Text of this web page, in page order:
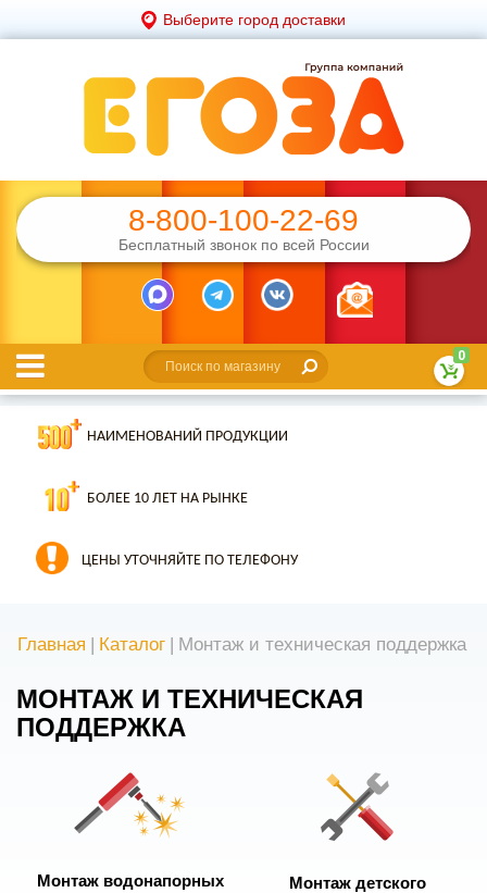
Выберите город доставки
8-800-100-22-69
Бесплатный звонок по всей России
0
НАИМЕНОВАНИЙ ПРОДУКЦИИ
БОЛЕЕ 10 ЛЕТ НА РЫНКЕ
ЦЕНЫ УТОЧНЯЙТЕ ПО ТЕЛЕФОНУ
Главная | Каталог | Монтаж и техническая поддержка
МОНТАЖ И ТЕХНИЧЕСКАЯ
ПОДДЕРЖКА
Монтаж водонапорных
Монтаж детского